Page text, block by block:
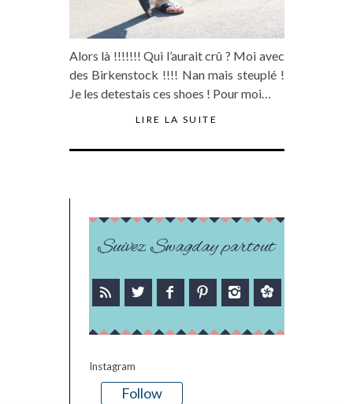
Alors là !!!!!!! Qui l’aurait crû ? Moi avec
des Birkenstock !!!! Nan mais steuplé !
Je les detestais ces shoes ! Pour moi…
LIRE LA SUITE
Suivez Swagday partout
Instagram
Follow